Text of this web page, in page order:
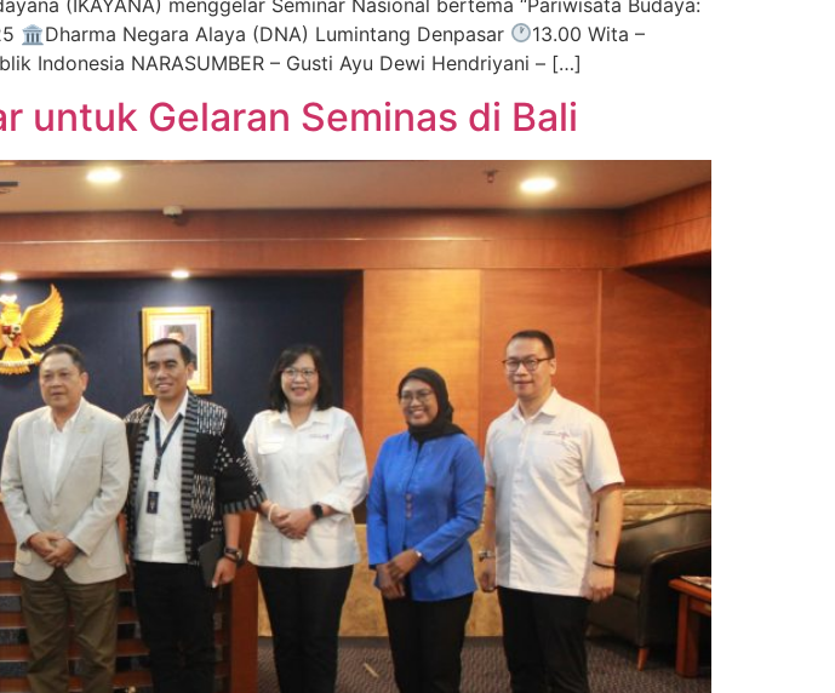
🏛Dharma Negara Alaya (DNA) Lumintang Denpasar
13.00 Wita –
Indonesia NARASUMBER – Gusti Ayu Dewi Hendriyani – […]
untuk Gelaran Seminas di Bali